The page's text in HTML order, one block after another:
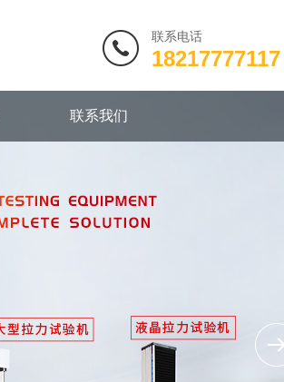
联系电话
18217777117
联系我们